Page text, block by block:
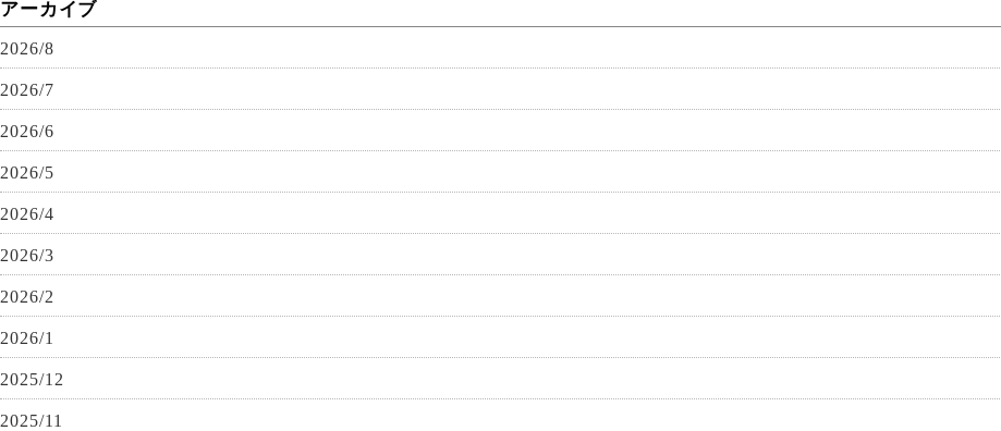
アーカイブ
2026/8
2026/7
2026/6
2026/5
2026/4
2026/3
2026/2
2026/1
2025/12
2025/11